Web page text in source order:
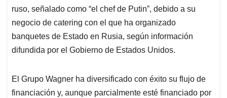
ruso, señalado como “el chef de Putin”, debido a su
negocio de catering con el que ha organizado
banquetes de Estado en Rusia, según información
difundida por el Gobierno de Estados Unidos.
El Grupo Wagner ha diversificado con éxito su flujo de
financiación y, aunque parcialmente esté financiado por